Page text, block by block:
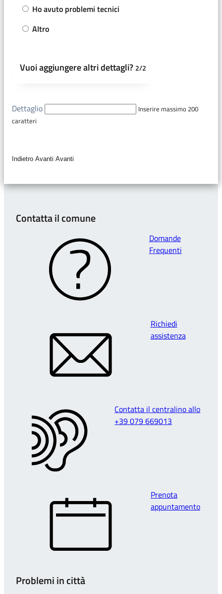
Ho avuto problemi tecnici
Altro
Vuoi aggiungere altri dettagli? 2/2
Dettaglio
Inserire massimo 200
caratteri
Indietro Avanti Avanti
Contatta il comune
Domande
Frequenti
Richiedi
assistenza
Contatta il centralino allo
+39 079 669013
Prenota
appuntamento
Problemi in città